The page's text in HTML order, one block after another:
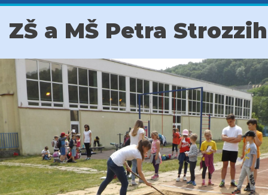
ZŠ a MŠ Petra